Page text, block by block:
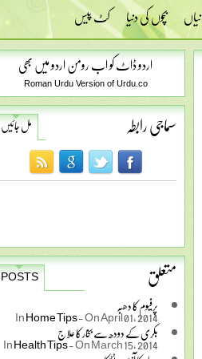
بچوں کی دنیا کٹ پیس
اردو ڈاٹ کو اب رومن اردو میں بھی
Roman Urdu Version of Urdu.co
سماجی رابطہ مل جائیں
متعلق
POSTS
پرفیوم کا دھبہ
InHome Tips-On April 01, 2014
بکری کے دودھ سے بخار کا علاج InHealth Tips-On March 15, 2014